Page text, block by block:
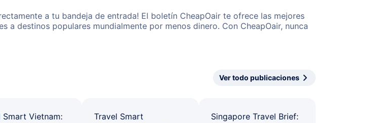
a tu bandeja de entrada! El boletín CheapOair te ofrece las mejores
destinos populares mundialmente por menos dinero. Con CheapOair, nunca
Ver todo publicaciones
Smart Vietnam:
Travel Smart
Singapore Travel Brief: